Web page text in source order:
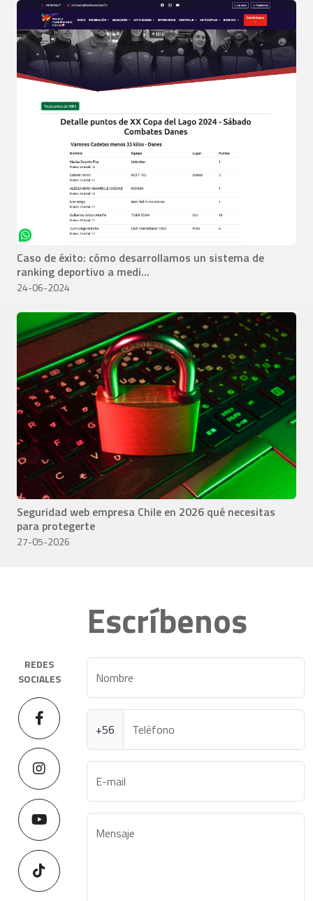
Caso de éxito: cómo desarrollamos un sistema de
ranking deportivo a medi...
24-06-2024
Seguridad web empresa Chile en 2026 qué necesitas
para protegerte
27-05-2026
REDES
SOCIALES
Escríbenos
Nombre
+56 Teléfono
E-mail
Mensaje